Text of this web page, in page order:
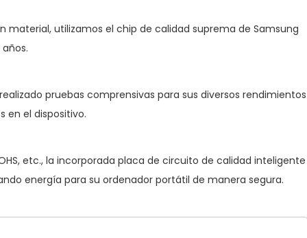
utilizamos el chip de calidad suprema de Samsung
pruebas comprensivas para sus diversos rendimientos
el dispositivo.
etc., la incorporada placa de circuito de calidad inteligente
energía para su ordenador portátil de manera segura.